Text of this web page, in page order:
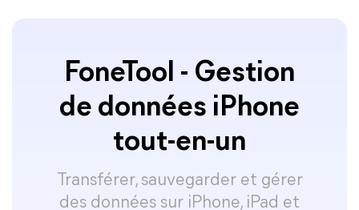
FoneTool - Gestion
de données iPhone
tout-en-un
Transférer, sauvegarder et gérer
des données sur iPhone, iPad et